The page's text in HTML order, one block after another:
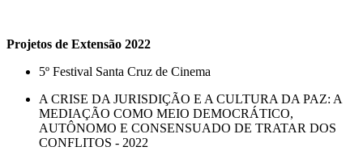
Projetos de Extensão 2022
5º Festival Santa Cruz de Cinema
A CRISE DA JURISDIÇÃO E A CULTURA DA PAZ: A
MEDIAÇÃO COMO MEIO DEMOCRÁTICO,
AUTÔNOMO E CONSENSUADO DE TRATAR DOS
CONFLITOS - 2022